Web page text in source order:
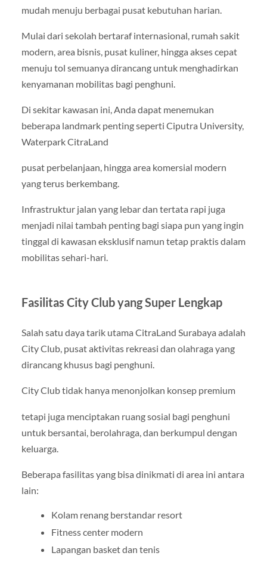
mudah menuju berbagai pusat kebutuhan harian.
Mulai dari sekolah bertaraf internasional, rumah sakit
modern, area bisnis, pusat kuliner, hingga akses cepat
menuju tol semuanya dirancang untuk menghadirkan
kenyamanan mobilitas bagi penghuni.
Di sekitar kawasan ini, Anda dapat menemukan
beberapa landmark penting seperti Ciputra University,
Waterpark CitraLand
pusat perbelanjaan, hingga area komersial modern
yang terus berkembang.
Infrastruktur jalan yang lebar dan tertata rapi juga
menjadi nilai tambah penting bagi siapa pun yang ingin
tinggal di kawasan eksklusif namun tetap praktis dalam
mobilitas sehari-hari.
Fasilitas City Club yang Super Lengkap
Salah satu daya tarik utama CitraLand Surabaya adalah
City Club, pusat aktivitas rekreasi dan olahraga yang
dirancang khusus bagi penghuni.
City Club tidak hanya menonjolkan konsep premium
tetapi juga menciptakan ruang sosial bagi penghuni
untuk bersantai, berolahraga, dan berkumpul dengan
keluarga.
Beberapa fasilitas yang bisa dinikmati di area ini antara
lain:
Kolam renang berstandar resort
Fitness center modern
Lapangan basket dan tenis